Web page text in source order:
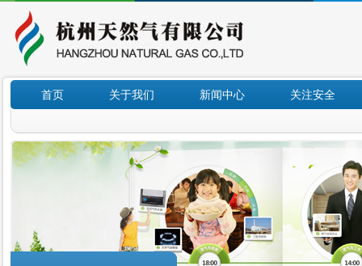
首页 关于我们 新闻中心 关注安全